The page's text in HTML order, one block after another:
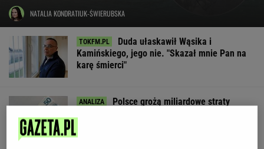
NATALIA KONDRATIUK-ŚWIERUBSKA
Duda ułaskawił Wąsika i
Kamińskiego, jego nie. "Skazał mnie Pan na
karę śmierci"
Polsce grożą miliardowe straty